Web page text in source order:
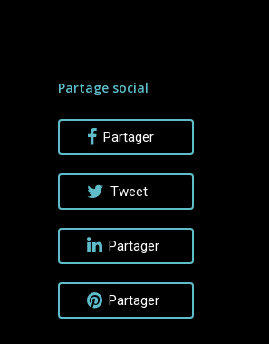
Partage social
Partager
Tweet
Partager
Partager